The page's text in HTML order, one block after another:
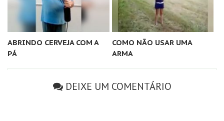
ABRINDO CERVEJA COM A
PÁ
COMO NÃO USAR UMA
ARMA
DEIXE UM COMENTÁRIO